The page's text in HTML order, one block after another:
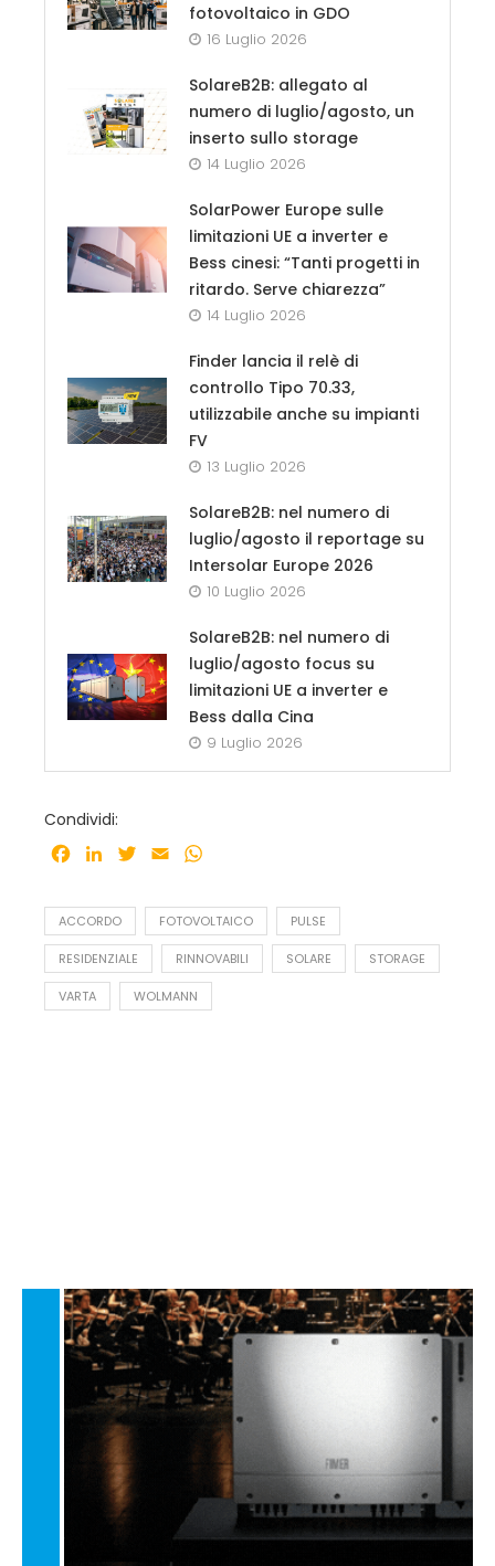
fotovoltaico in GDO
16 Luglio 2026
SolareB2B: allegato al
numero di luglio/agosto, un
inserto sullo storage
14 Luglio 2026
SolarPower Europe sulle
limitazioni UE a inverter e
Bess cinesi: “Tanti progetti in
ritardo. Serve chiarezza”
14 Luglio 2026
Finder lancia il relè di
controllo Tipo 70.33,
utilizzabile anche su impianti
FV
13 Luglio 2026
SolareB2B: nel numero di
luglio/agosto il reportage su
Intersolar Europe 2026
10 Luglio 2026
SolareB2B: nel numero di
luglio/agosto focus su
limitazioni UE a inverter e
Bess dalla Cina
9 Luglio 2026
Condividi:
Facebook
LinkedInTwitter
Email
ACCORDO FOTOVOLTAICO PULSE
RESIDENZIALE RINNOVABILI SOLARE STORAGE
VARTA WOLMANN